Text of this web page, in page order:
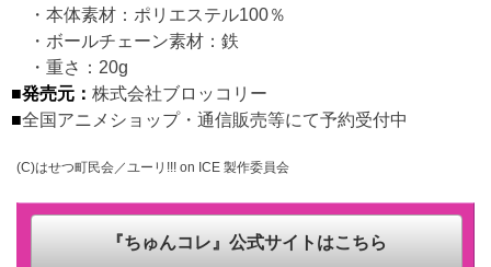
・本体素材：ポリエステル100％
・ボールチェーン素材：鉄
・重さ：20g
■発売元： 株式会社ブロッコリー
■全国アニメショップ・通信販売等にて予約受付中
(C)はせつ町民会／ユーリ!!! on ICE 製作委員会
『ちゅんコレ』公式サイトはこちら